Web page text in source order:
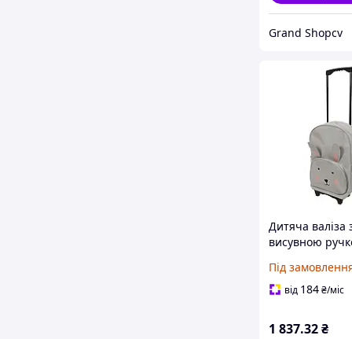
Grand Shopcv
Дитяча валіза
висувною
Під
від 184₴/міс
1 837.32₴